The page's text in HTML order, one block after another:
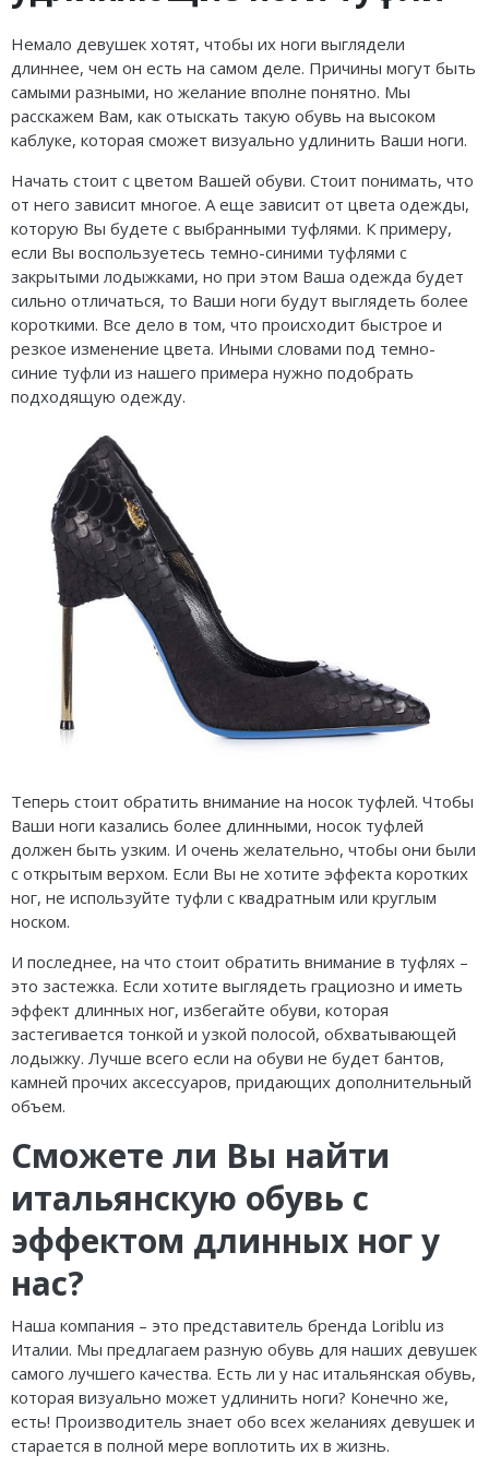
Немало девушек хотят, чтобы их ноги выглядели
длиннее, чем он есть на самом деле. Причины могут быть
самыми разными, но желание вполне понятно. Мы
расскажем Вам, как отыскать такую обувь на высоком
каблуке, которая сможет визуально удлинить Ваши ноги.
Начать стоит с цветом Вашей обуви. Стоит понимать, что
от него зависит многое. А еще зависит от цвета одежды,
которую Вы будете с выбранными туфлями. К примеру,
если Вы воспользуетесь темно-синими туфлями с
закрытыми лодыжками, но при этом Ваша одежда будет
сильно отличаться, то Ваши ноги будут выглядеть более
короткими. Все дело в том, что происходит быстрое и
резкое изменение цвета. Иными словами под темно-
синие туфли из нашего примера нужно подобрать
подходящую одежду.
Теперь стоит обратить внимание на носок туфлей. Чтобы
Ваши ноги казались более длинными, носок туфлей
должен быть узким. И очень желательно, чтобы они были
с открытым верхом. Если Вы не хотите эффекта коротких
ног, не используйте туфли с квадратным или круглым
носком.
И последнее, на что стоит обратить внимание в туфлях –
это застежка. Если хотите выглядеть грациозно и иметь
эффект длинных ног, избегайте обуви, которая
застегивается тонкой и узкой полосой, обхватывающей
лодыжку. Лучше всего если на обуви не будет бантов,
камней прочих аксессуаров, придающих дополнительный
объем.
Сможете ли Вы найти
итальянскую обувь с
эффектом длинных ног у
нас?
Наша компания – это представитель бренда Loriblu из
Италии. Мы предлагаем разную обувь для наших девушек
самого лучшего качества. Есть ли у нас итальянская обувь,
которая визуально может удлинить ноги? Конечно же,
есть! Производитель знает обо всех желаниях девушек и
старается в полной мере воплотить их в жизнь.
Кеды
Полусапоги
Сапоги
Ботфорты
Женская обувь со скидкой
Казаки
Сандалии
Угги